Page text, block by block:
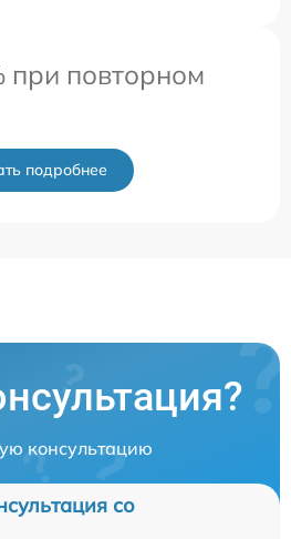
при повторном
подробнее
консультацию
со